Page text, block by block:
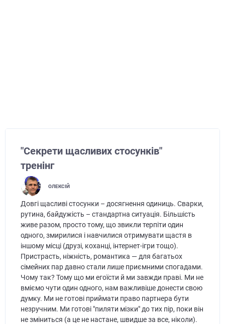
"Секрети щасливих стосунків"
тренінг
ОЛЕКСІЙ
Довгі щасливі стосунки – досягнення одиниць. Сварки,
рутина, байдужість – стандартна ситуація. Більшість
живе разом, просто тому, що звикли терпіти один
одного, змирилися і навчилися отримувати щастя в
іншому місці (друзі, коханці, інтернет-ігри тощо).
Пристрасть, ніжність, романтика — для багатьох
сімейних пар давно стали лише приємними спогадами.
Чому так? Тому що ми егоїсти й ми завжди праві. Ми не
вміємо чути один одного, нам важливіше донести свою
думку. Ми не готові приймати право партнера бути
незручним. Ми готові "пиляти мізки" до тих пір, поки він
не зміниться (а це не настане, швидше за все, ніколи).